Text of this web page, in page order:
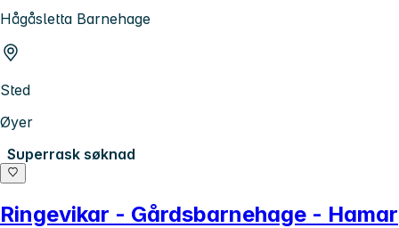
Hågåsletta Barnehage
Sted
Øyer
Superrask søknad
Ringevikar - Gårdsbarnehage - Hamar